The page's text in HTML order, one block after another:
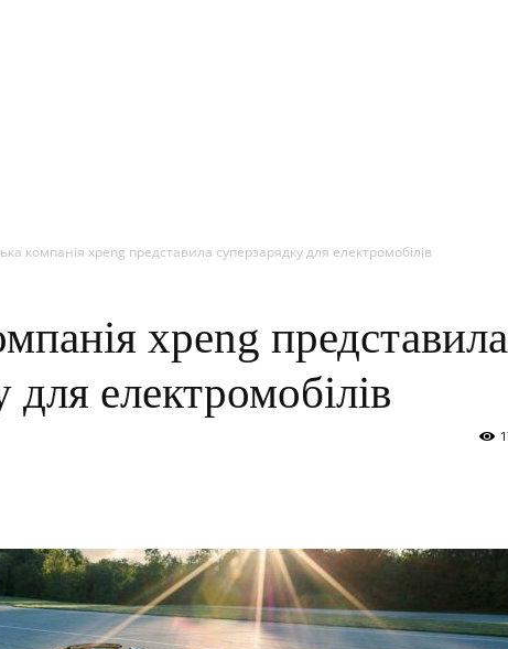
компанія xpeng представила суперзарядку для електромобілів
xpeng представила
для електромобілів